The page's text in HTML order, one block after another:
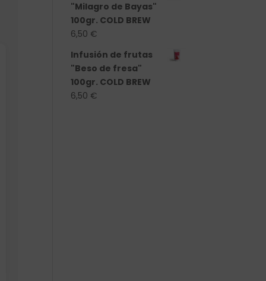
"Milagro de Bayas"
100gr. COLD BREW
6,50 €
Infusión de frutas
"Beso de fresa"
100gr. COLD BREW
6,50 €